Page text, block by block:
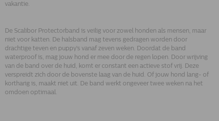
vakantie.
De Scalibor Protectorband is veilig voor zowel honden als mensen, maar
niet voor katten. De halsband mag tevens gedragen worden door
drachtige teven en puppy's vanaf zeven weken. Doordat de band
waterproof is, mag jouw hond er mee door de regen lopen. Door wrijving
van de band over de huid, komt er constant een actieve stof vrij. Deze
verspreidt zich door de bovenste laag van de huid. Of jouw hond lang- of
kortharig is, maakt niet uit. De band werkt ongeveer twee weken na het
omdoen optimaal.